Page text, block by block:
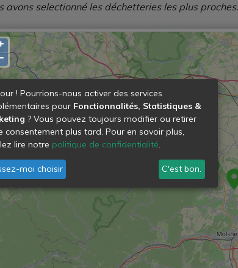
selectionné les déchetteries les plus proches.
! Pourrions-nous activer des services
pour Fonctionnalités, Statistiques &
? Vous pouvez toujours modifier ou retirer
consentement plus tard. Pour en savoir plus,
lire notre politique de confidentialité.
moi choisir C'est bon.